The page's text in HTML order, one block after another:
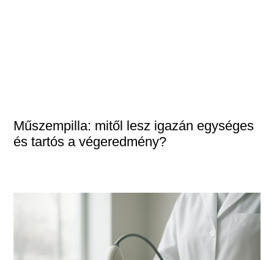
Műszempilla: mitől lesz igazán egységes
és tartós a végeredmény?